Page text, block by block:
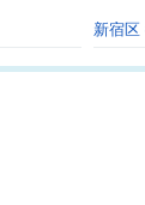
新宿区